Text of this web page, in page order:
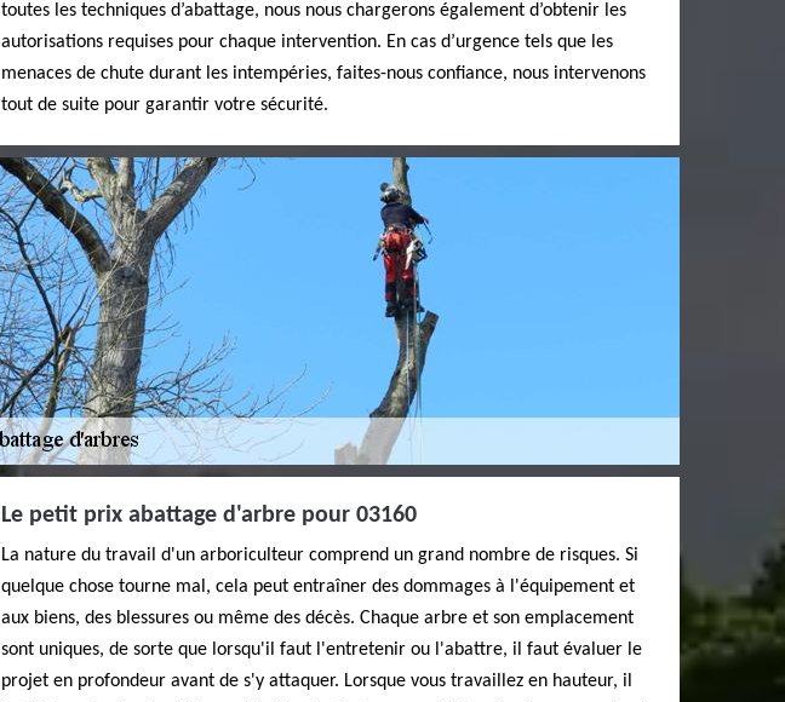
toutes les techniques d’abattage, nous nous chargerons également d’obtenir les
autorisations requises pour chaque intervention. En cas d’urgence tels que les
menaces de chute durant les intempéries, faites-nous confiance, nous intervenons
tout de suite pour garantir votre sécurité.
Le petit prix abattage d'arbre pour 03160
La nature du travail d'un arboriculteur comprend un grand nombre de risques. Si
quelque chose tourne mal, cela peut entraîner des dommages à l'équipement et
aux biens, des blessures ou même des décès. Chaque arbre et son emplacement
sont uniques, de sorte que lorsqu'il faut l'entretenir ou l'abattre, il faut évaluer le
projet en profondeur avant de s'y attaquer. Lorsque vous travaillez en hauteur, il